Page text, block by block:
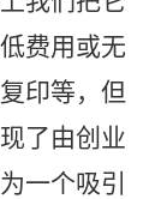
费用或无
印等，但
了由创业
一个吸引